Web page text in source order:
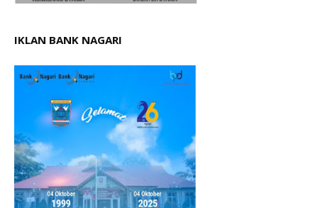
IKLAN BANK NAGARI